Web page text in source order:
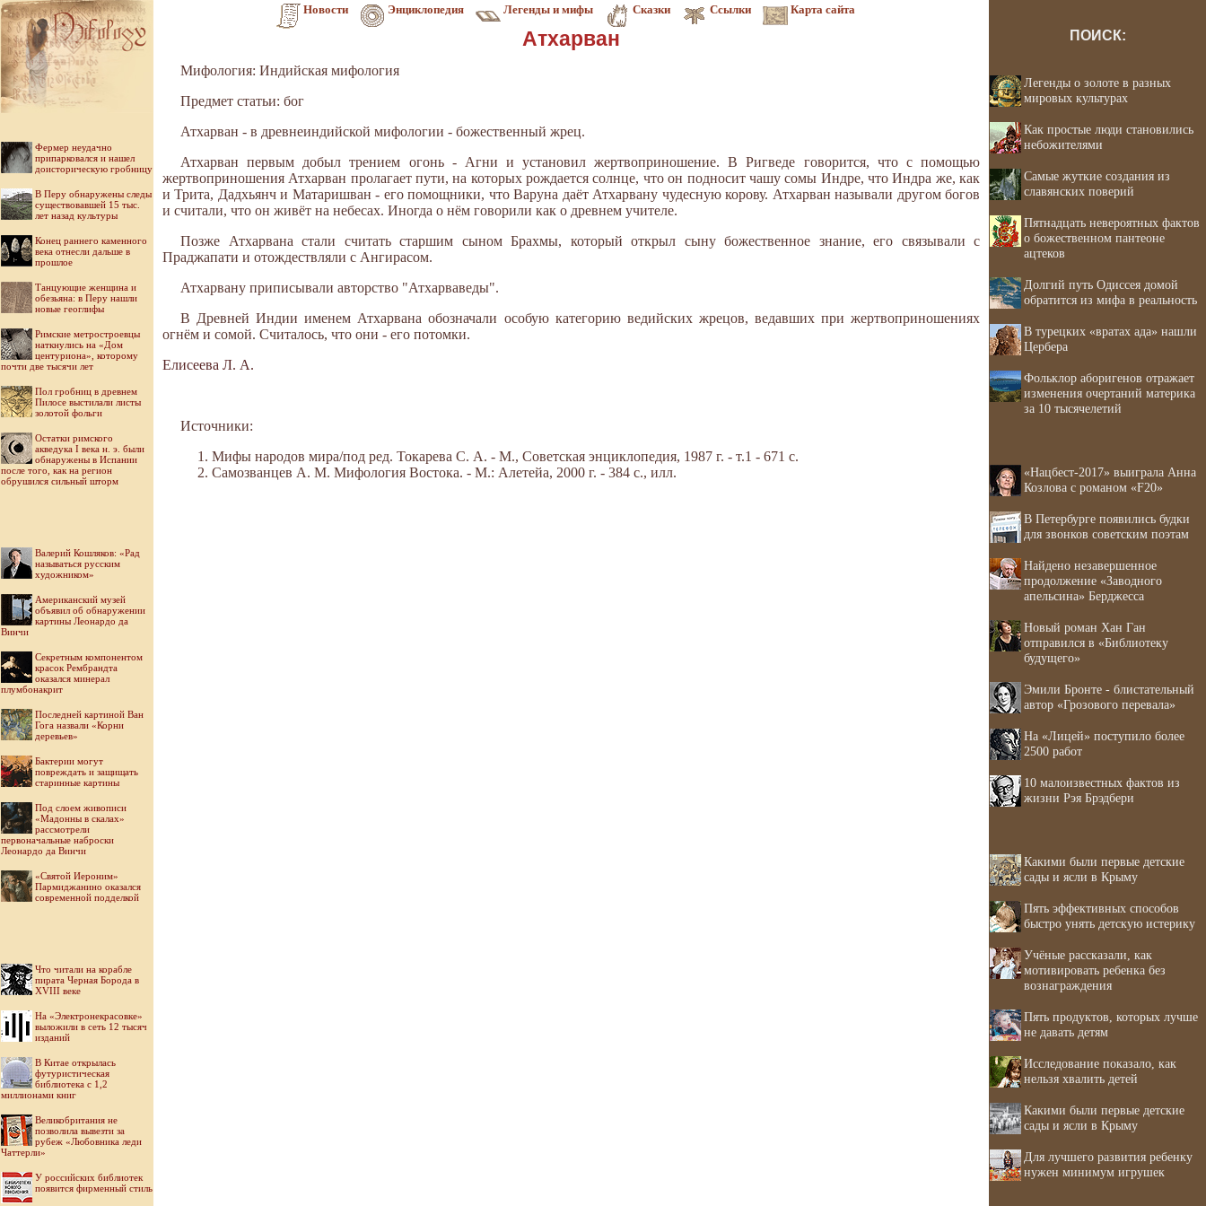
Новости Энциклопедия Легенды и мифы Сказки Ссылки Карта сайта
Фермер неудачно
припарковался и нашел
доисторическую гробницу
В Перу обнаружены следы
существовавшей 15 тыс.
лет назад культуры
Конец раннего каменного
века отнесли дальше в
прошлое
Танцующие женщина и
обезьяна: в Перу нашли
новые геоглифы
Римские метростроевцы
наткнулись на «Дом
центуриона», которому
почти две тысячи лет
Пол гробниц в древнем
Пилосе выстилали листы
золотой фольги
Остатки римского
акведука I века н. э. были
обнаружены в Испании
после того, как на регион
обрушился сильный шторм
Валерий Кошляков: «Рад
называться русским
художником»
Американский музей
объявил об обнаружении
картины Леонардо да
Винчи
Секретным компонентом
красок Рембрандта
оказался минерал
плумбонакрит
Последней картиной Ван
Гога назвали «Корни
деревьев»
Бактерии могут
повреждать и защищать
старинные картины
Под слоем живописи
«Мадонны в скалах»
рассмотрели
первоначальные наброски
Леонардо да Винчи
«Святой Иероним»
Пармиджанино оказался
современной подделкой
Что читали на корабле
пирата Черная Борода в
XVIII веке
На «Электронекрасовке»
выложили в сеть 12 тысяч
изданий
В Китае открылась
футуристическая
библиотека с 1,2
миллионами книг
Великобритания не
позволила вывезти за
рубеж «Любовника леди
Чаттерли»
У российских библиотек
появится фирменный стиль
Атхарван
Мифология: Индийская мифология
Предмет статьи: бог
Атхарван - в древнеиндийской мифологии - божественный жрец.
Атхарван первым добыл трением огонь - Агни и установил жертвоприношение. В Ригведе говорится, что с помощью
жертвоприношения Атхарван пролагает пути, на которых рождается солнце, что он подносит чашу сомы Индре, что Индра же, как
и Трита, Дадхьянч и Матаришван - его помощники, что Варуна даёт Атхарвану чудесную корову. Атхарван называли другом богов
и считали, что он живёт на небесах. Иногда о нём говорили как о древнем учителе.
Позже Атхарвана стали считать старшим сыном Брахмы, который открыл сыну божественное знание, его связывали с
Праджапати и отождествляли с Ангирасом.
Атхарвану приписывали авторство "Атхарваведы".
В Древней Индии именем Атхарвана обозначали особую категорию ведийских жрецов, ведавших при жертвоприношениях
огнём и сомой. Считалось, что они - его потомки.
Елисеева Л. А.
Источники:
Мифы народов мира/под ред. Токарева С. А. - М., Советская энциклопедия, 1987 г. - т.1 - 671 с.
Самозванцев А. М. Мифология Востока. - М.: Алетейа, 2000 г. - 384 с., илл.
ПОИСК:
Легенды о золоте в разных
мировых культурах
Как простые люди становились
небожителями
Самые жуткие создания из
славянских поверий
Пятнадцать невероятных фактов
о божественном пантеоне
ацтеков
Долгий путь Одиссея домой
обратится из мифа в реальность
В турецких «вратах ада» нашли
Цербера
Фольклор аборигенов отражает
изменения очертаний материка
за 10 тысячелетий
«Нацбест-2017» выиграла Анна
Козлова с романом «F20»
В Петербурге появились будки
для звонков советским поэтам
Найдено незавершенное
продолжение «Заводного
апельсина» Берджесса
Новый роман Хан Ган
отправился в «Библиотеку
будущего»
Эмили Бронте - блистательный
автор «Грозового перевала»
На «Лицей» поступило более
2500 работ
10 малоизвестных фактов из
жизни Рэя Брэдбери
Какими были первые детские
сады и ясли в Крыму
Пять эффективных способов
быстро унять детскую истерику
Учёные рассказали, как
мотивировать ребенка без
вознаграждения
Пять продуктов, которых лучше
не давать детям
Исследование показало, как
нельзя хвалить детей
Какими были первые детские
сады и ясли в Крыму
Для лучшего развития ребенку
нужен минимум игрушек